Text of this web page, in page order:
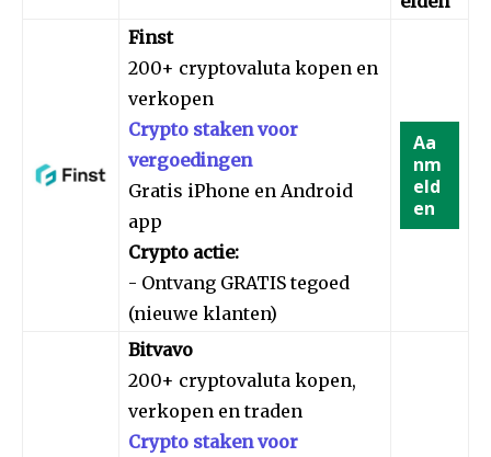
Finst
200+ cryptovaluta kopen en
verkopen
Crypto staken voor
vergoedingen
Gratis iPhone en Android
app
Crypto actie:
- Ontvang GRATIS tegoed
(nieuwe klanten)
Aa
nm
eld
en
Bitvavo
200+ cryptovaluta kopen,
verkopen en traden
Crypto staken voor